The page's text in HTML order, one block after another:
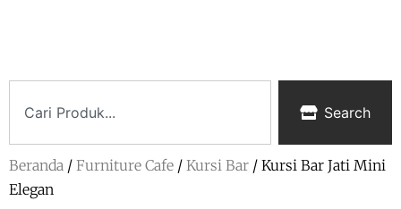
Search
Beranda / Furniture Cafe / Kursi Bar / Kursi Bar Jati Mini
Elegan